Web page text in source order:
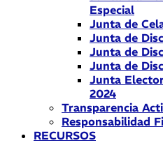
Especial
Junta de
Junta de
Junta de
Junta de
Junta
2024
Transparencia
Responsabilidad
RECURSOS